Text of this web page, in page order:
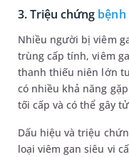
3. Triệu chứng bệnh
Nhiều người bị viêm
trùng cấp tính, viêm
thanh thiếu niên lớn
có nhiều khả năng
tối cấp và có thể gây
Dấu hiệu và triệu
loại viêm gan siêu vi